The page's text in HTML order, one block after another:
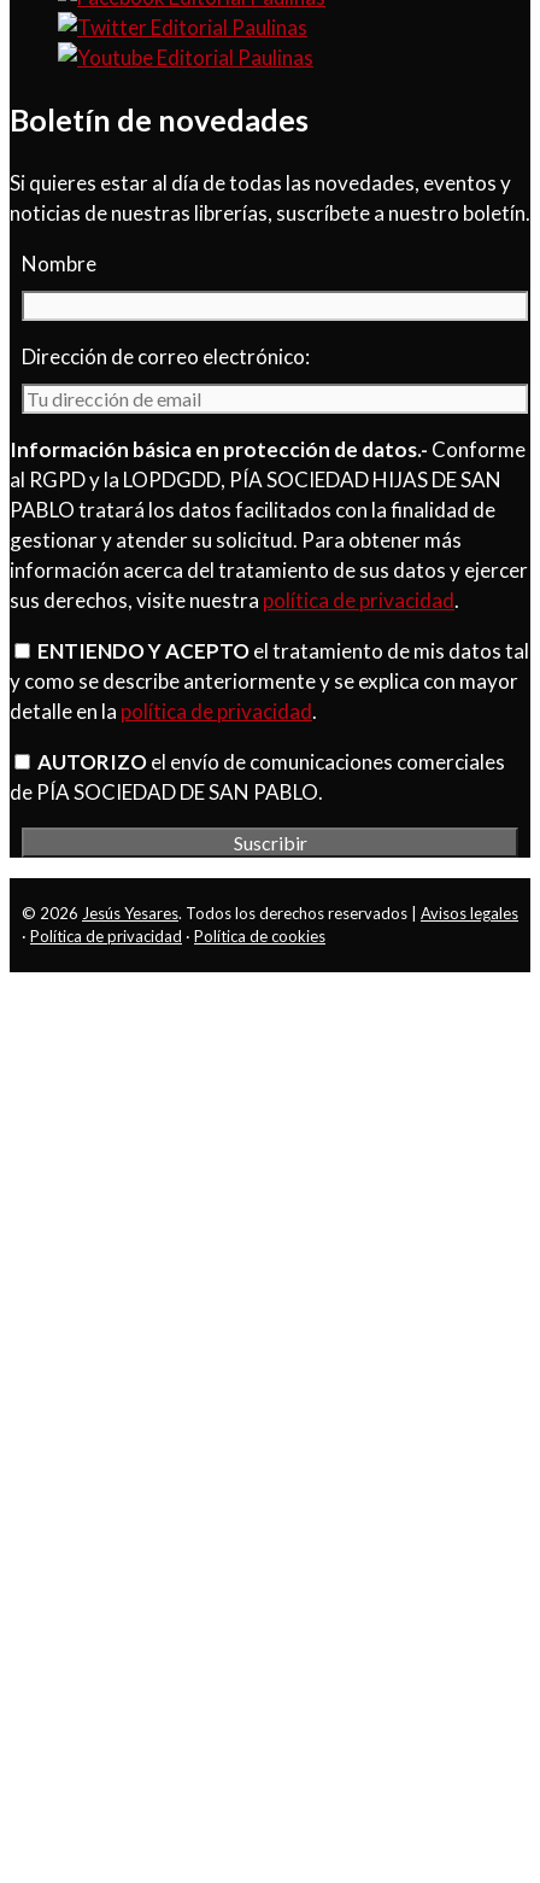
Boletín de novedades
Si quieres estar al día de todas las novedades, eventos y
noticias de nuestras librerías, suscríbete a nuestro boletín.
Nombre
Dirección de correo electrónico:
Información básica en protección de datos.- Conforme
al RGPD y la LOPDGDD, PÍA SOCIEDAD HIJAS DE SAN
PABLO tratará los datos facilitados con la finalidad de
gestionar y atender su solicitud. Para obtener más
información acerca del tratamiento de sus datos y ejercer
sus derechos, visite nuestra política de privacidad.
ENTIENDO Y ACEPTOel tratamiento de mis datos tal
y como se describe anteriormente y se explica con mayor
detalle en la política de privacidad.
AUTORIZOel envío de comunicaciones comerciales
de PÍA SOCIEDAD DE SAN PABLO.
© 2026 Jesús Yesares. Todos los derechos reservados | Avisos legales
· Política de privacidad · Política de cookies